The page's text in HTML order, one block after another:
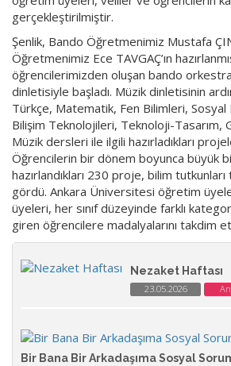
gerçekleştirilmiştir.
Şenlik, Bando Öğretmenimiz Mustafa
Öğretmenimiz Ece TAVGAÇ’ın
öğrencilerimizden oluşan bando
dinletisiyle başladı. Müzik dinletisinin
Türkçe, Matematik, Fen Bilimleri, Sosyal
Bilişim Teknolojileri, Teknoloji-Tasarım,
Müzik dersleri ile ilgili hazırladıkları
Öğrencilerin bir dönem boyunca büyük
hazırlandıkları 230 proje, bilim
gördü. Ankara Üniversitesi öğretim
üyeleri, her sınıf düzeyinde farklı
giren öğrencilere madalyalarını takdim
Nezaket Haftası
23.05.2026
Bir Bana Bir Arkadaşıma Sosyal